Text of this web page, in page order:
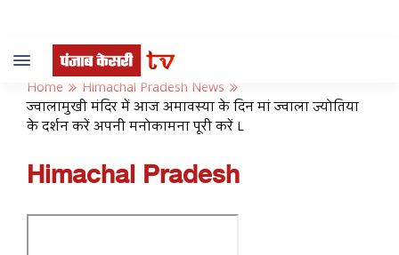
Toggle
navigation
Home
Himachal Pradesh News
ज्वालामुखी मंदिर में आज अमावस्या के दिन मां ज्वाला ज्योतिया
के दर्शन करें अपनी मनोकामना पूरी करें L
Himachal Pradesh